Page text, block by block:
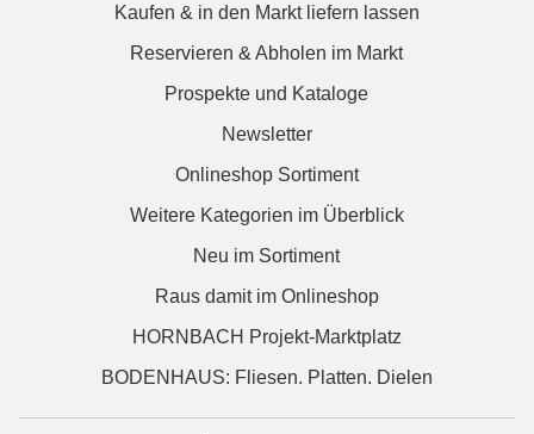
Kaufen & in den Markt liefern lassen
Reservieren & Abholen im Markt
Prospekte und Kataloge
Newsletter
Onlineshop Sortiment
Weitere Kategorien im Überblick
Neu im Sortiment
Raus damit im Onlineshop
HORNBACH Projekt-Marktplatz
BODENHAUS: Fliesen. Platten. Dielen